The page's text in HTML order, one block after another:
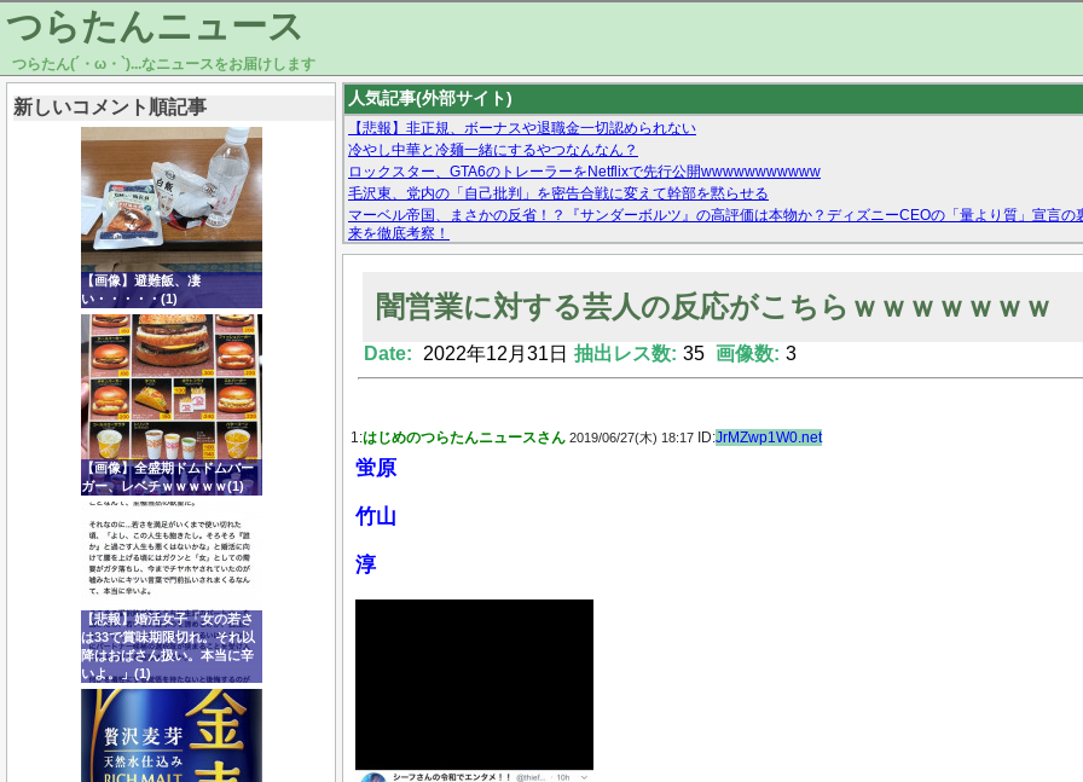
つらたんニュース
つらたん(´・ω・`)...なニュースをお届けします
新しいコメント順記事
【画像】避難飯、凄
い・・・・・(1)
【画像】全盛期ドムドムバー
ガー、レベチｗｗｗｗｗ(1)
【悲報】婚活女子「女の若さ
は33で賞味期限切れ。それ以
降はおばさん扱い。本当に辛
いよ。」(1)
人気記事(外部サイト)
【悲報】非正規、ボーナスや退職金一切認められない
冷やし中華と冷麺一緒にするやつなんなん？
ロックスター、GTA6のトレーラーをNetflixで先行公開wwwwwwwwwww
毛沢東、党内の「自己批判」を密告合戦に変えて幹部を黙らせる
マーベル帝国、まさかの反省！？『サンダーボルツ』の高評価は本物か？ディズニーCEOの「量より質」宣言
来を徹底考察！
【モー娘。石田亜佑美】ファーストテイク出演も新規獲得ならず？北川莉央が1位に
闇営業に対する芸人の反応がこちらｗｗｗｗｗｗｗ
Date: 2022年12月31日 抽出レス数: 35 画像数: 3
1:はじめのつらたんニュースさん 2019/06/27(木) 18:17 ID:JrMZwp1W0.net
蛍原
竹山
淳